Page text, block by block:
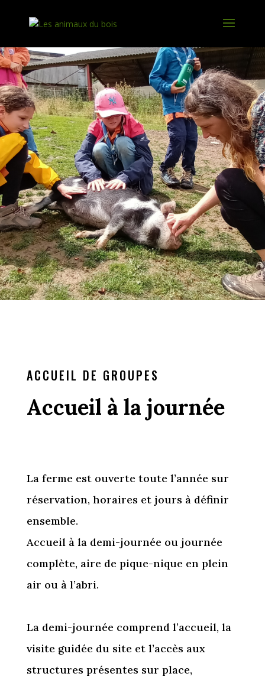
ACCUEIL DE GROUPES
Accueil à la journée
La ferme est ouverte toute l’année sur
réservation, horaires et jours à définir
ensemble.
Accueil à la demi-journée ou journée
complète, aire de pique-nique en plein
air ou à l’abri.
La demi-journée comprend l’accueil, la
visite guidée du site et l’accès aux
structures présentes sur place,